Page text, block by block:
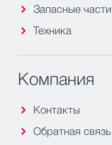
Запасные части
Техника
Компания
Контакты
Обратная связь